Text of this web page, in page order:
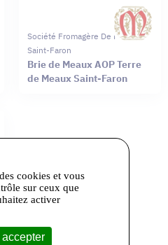
Société Fromagère De Meaux
Saint-Faron
Brie de Meaux AOP Terre
de Meaux Saint-Faron
cookies et vous
sur ceux que
activer
accepter